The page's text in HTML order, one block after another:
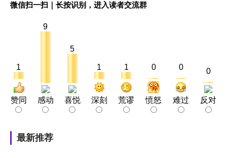
微信扫一扫｜长按识别，进入读者交流群
1
赞同
9
感动
5
喜悦
1
深刻
1
荒谬
0
愤怒
0
难过
0
反对
最新推荐